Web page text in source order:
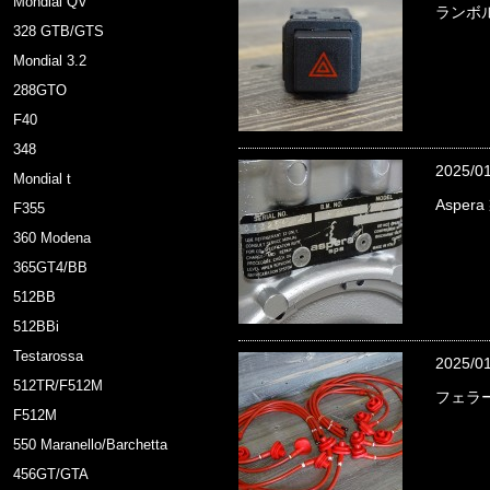
328 GTB/GTS
Mondial 3.2
288GTO
F40
348
Mondial t
F355
360 Modena
365GT4/BB
512BB
512BBi
Testarossa
512TR/F512M
F512M
550 Maranello/Barchetta
456GT/GTA
ランボ
2025/
Aspera
2025/
フェラ